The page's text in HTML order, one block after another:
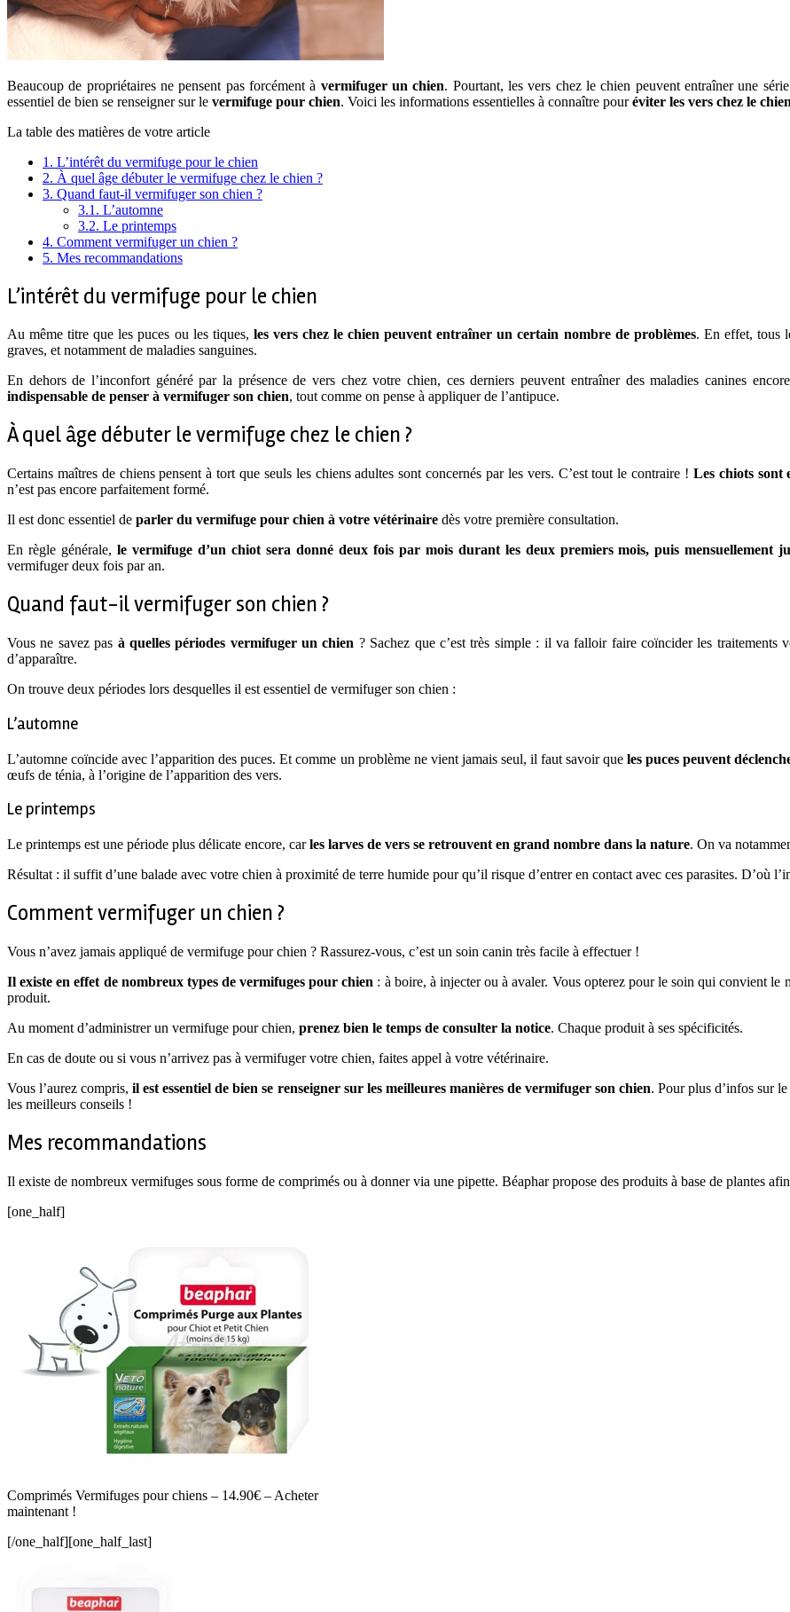
Beaucoup de propriétaires ne pensent pas forcément à vermifuger un chien. Pourtant, les vers chez le chien peuvent entraîner une
essentiel de bien se renseigner sur le vermifuge pour chien. Voici les informations essentielles à connaître pouréviter les vers chez le chien
La table des matières de votre article
1. L’intérêt du vermifuge pour le chien
2. À quel âge débuter le vermifuge chez le chien ?
3. Quand faut-il vermifuger son chien ?
3.1. L’automne
3.2. Le printemps
4. Comment vermifuger un chien ?
5. Mes recommandations
L’intérêt du vermifuge pour le chien
Au même titre que les puces ou les tiques, les vers chez le chien peuvent entraîner un certain nombre de problèmes. En effet, tous
graves, et notamment de maladies sanguines.
En dehors de l’inconfort généré par la présence de vers chez votre chien, ces derniers peuvent entraîner des maladies canines
indispensable de penser à vermifuger son chien, tout comme on pense à appliquer de l’antipuce.
À quel âge débuter le vermifuge chez le chien ?
Certains maîtres de chiens pensent à tort que seuls les chiens adultes sont concernés par les vers. C’est tout le contraire ! Les chiots sont
n’est pas encore parfaitement formé.
Il est donc essentiel de parler du vermifuge pour chien à votre vétérinaire dès votre première consultation.
En règle générale, le vermifuge d’un chiot sera donné deux fois par mois durant les deux premiers mois, puis mensuellement
vermifuger deux fois par an.
Quand faut-il vermifuger son chien ?
Vous ne savez pas à quelles périodes vermifuger un chien ? Sachez que c’est très simple : il va falloir faire coïncider les traitements
d’apparaître.
On trouve deux périodes lors desquelles il est essentiel de vermifuger son chien :
L’automne
L’automne coïncide avec l’apparition des puces. Et comme un problème ne vient jamais seul, il faut savoir queles puces peuvent
œufs de ténia, à l’origine de l’apparition des vers.
Le printemps
Le printemps est une période plus délicate encore, carles larves de vers se retrouvent en grand nombre dans la nature. On va
Résultat : il suffit d’une balade avec votre chien à proximité de terre humide pour qu’il risque d’entrer en contact avec ces parasites. D’où
Comment vermifuger un chien ?
Vous n’avez jamais appliqué de vermifuge pour chien ? Rassurez-vous, c’est un soin canin très facile à effectuer !
Il existe en effet de nombreux types de vermifuges pour chien : à boire, à injecter ou à avaler. Vous opterez pour le soin qui convient
produit.
Au moment d’administrer un vermifuge pour chien, prenez bien le temps de consulter la notice. Chaque produit à ses spécificités.
En cas de doute ou si vous n’arrivez pas à vermifuger votre chien, faites appel à votre vétérinaire.
Vous l’aurez compris,il est essentiel de bien se renseigner sur les meilleures manières de vermifuger son chien. Pour plus d’infos sur
les meilleurs conseils !
Mes recommandations
Il existe de nombreux vermifuges sous forme de comprimés ou à donner via une pipette. Béaphar propose des produits à base de plantes
[one_half]
Comprimés Vermifuges pour chiens – 14.90€ – Acheter
maintenant !
[/one_half][one_half_last]